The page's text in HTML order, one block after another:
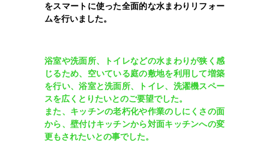
をスマートに使った全面的な水まわりリフォー
ムを行いました。
浴室や洗面所、トイレなどの水まわりが狭く感
じるため、空いている庭の敷地を利用して増築
を行い、浴室と洗面所、トイレ、洗濯機スペー
スを広くとりたいとのご要望でした。
また、キッチンの老朽化や作業のしにくさの面
から、壁付けキッチンから対面キッチンへの変
更もされたいとの事でした。